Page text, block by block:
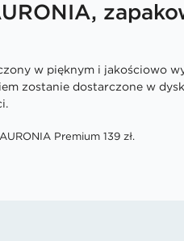
w pięknym i jakościowo
zostanie dostarczone w
Premium 139 zł.